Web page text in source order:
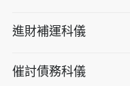
進財補運科儀
催討債務科儀